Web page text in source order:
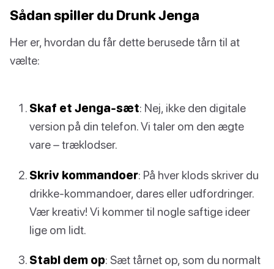
Sådan spiller du Drunk Jenga
Her er, hvordan du får dette berusede tårn til at
vælte:
Skaf et Jenga-sæt: Nej, ikke den digitale
version på din telefon. Vi taler om den ægte
vare – træklodser.
Skriv kommandoer: På hver klods skriver du
drikke-kommandoer, dares eller udfordringer.
Vær kreativ! Vi kommer til nogle saftige ideer
lige om lidt.
Stabl dem op: Sæt tårnet op, som du normalt